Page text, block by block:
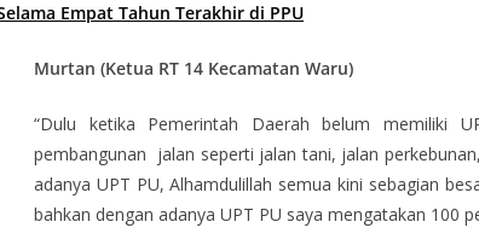
Empat Tahun Terakhir di PPU
Murtan (Ketua RT 14 Kecamatan Waru)
“Dulu ketika Pemerintah Daerah belum memiliki
pembangunan jalan seperti jalan tani, jalan
adanya UPT PU, Alhamdulillah semua kini sebagian
bahkan dengan adanya UPT PU saya mengatakan 100